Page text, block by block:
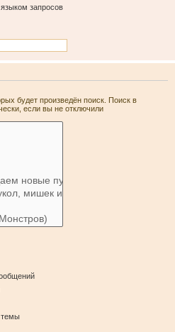
запросов
будет произведён поиск. Поиск в
если вы не отключили
темы